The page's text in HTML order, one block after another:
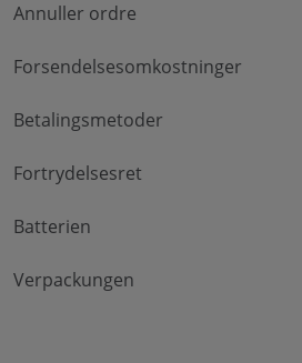
Annuller ordre
Forsendelsesomkostninger
Betalingsmetoder
Fortrydelsesret
Batterien
Verpackungen